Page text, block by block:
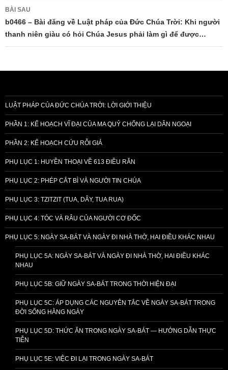
viết
BÀI SAU
b0466 – Bài đăng về Luật pháp của Đức Chúa Trời: Khi người
thanh niên giàu có hỏi Chúa Jesus phải làm gì để được…
LUẬT PHÁP CỦA ĐỨC CHÚA TRỜI: LỜI GIỚI THIỆU
PHẦN 1: KẾ HOẠCH VĨ ĐẠI CỦA MA QUỶ CHỐNG LẠI DÂN NGOẠI
PHẦN 2: KẾ HOẠCH CỨU RỖI GIẢ
PHỤ LỤC 1: HUYỀN THOẠI VỀ 613 ĐIỀU RĂN
PHỤ LỤC 2: PHÉP CẮT BÌ VÀ NGƯỜI TIN CHÚA
PHỤ LỤC 3: TZITZIT (TUA, DÂY, TUA RUA)
PHỤ LỤC 4: TÓC VÀ RÂU CỦA NGƯỜI CƠ ĐỐC
PHỤ LỤC 5: NGÀY SA-BÁT VÀ NGÀY ĐI NHÀ THỜ, HAI ĐIỀU KHÁC NHAU
PHỤ LỤC 5A: NGÀY SA-BÁT VÀ NGÀY ĐI NHÀ THỜ, HAI ĐIỀU KHÁC
NHAU
PHỤ LỤC 5B: GIỮ NGÀY SA-BÁT TRONG THỜI HIỆN ĐẠI
PHỤ LỤC 5C: ÁP DỤNG CÁC NGUYÊN TẮC VỀ NGÀY SA-BÁT TRONG
ĐỜI SỐNG HẰNG NGÀY
PHỤ LỤC 5D: THỨC ĂN TRONG NGÀY SA-BÁT — HƯỚNG DẪN THỰC
TIỄN
PHỤ LỤC 5E: VIỆC ĐI LẠI TRONG NGÀY SA-BÁT